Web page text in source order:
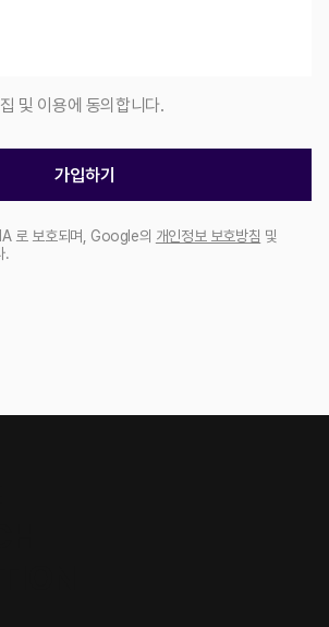
및 이용에 동의합니다.
가입하기
로 보호되며, Google의 개인정보 보호방침 및
.